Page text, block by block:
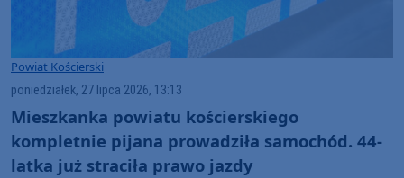
Powiat Kościerski
poniedziałek, 27 lipca 2026, 13:13
Mieszkanka powiatu kościerskiego
kompletnie pijana prowadziła samochód. 44-
latka już straciła prawo jazdy